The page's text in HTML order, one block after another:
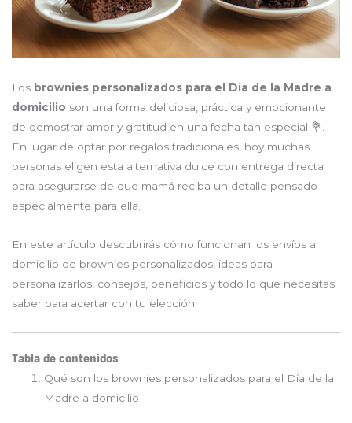
Los brownies personalizados para el Día de la Madre a
domicilio son una forma deliciosa, práctica y emocionante
de demostrar amor y gratitud en una fecha tan especial 💐.
En lugar de optar por regalos tradicionales, hoy muchas
personas eligen esta alternativa dulce con entrega directa
para asegurarse de que mamá reciba un detalle pensado
especialmente para ella.
En este artículo descubrirás cómo funcionan los envíos a
domicilio de brownies personalizados, ideas para
personalizarlos, consejos, beneficios y todo lo que necesitas
saber para acertar con tu elección.
Tabla de contenidos
Qué son los brownies personalizados para el Día de la
Madre a domicilio